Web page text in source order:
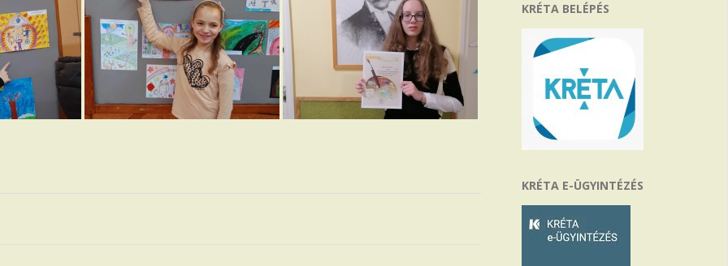
KRÉTA BELÉPÉS
KRÉTA E-ÜGYINTÉZÉS